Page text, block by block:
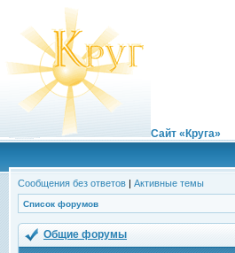
Сайт «Круга»
Сообщения без ответов | Активные темы
Список форумов
Общие форумы